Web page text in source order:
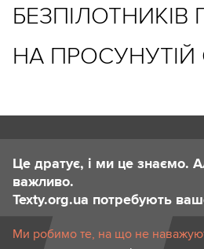
БЕЗПІЛОТНИКІВ
НА ПРОСУНУТІЙ
Це дратує, і ми це знаємо.
важливо.
Texty.org.ua потребують
Ми робимо те, на що не